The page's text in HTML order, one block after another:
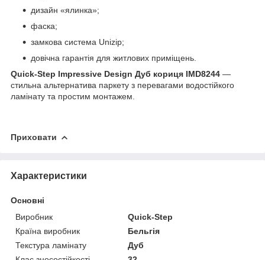
дизайн «ялинка»;
фаска;
замкова система Unizip;
довічна гарантія для житлових приміщень.
Quick-Step Impressive Design Дуб кориця IMD8244 —
стильна альтернатива паркету з перевагами водостійкого
ламінату та простим монтажем.
Приховати
Характеристики
Основні
Виробник
Quick-Step
Країна виробник
Бельгія
Текстура ламінату
Дуб